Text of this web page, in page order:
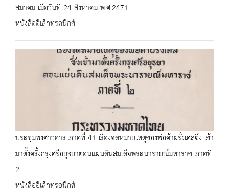
สมาคม เมื่อวันที่ 24 สิงหาคม พ.ศ.2471
หนังสืออิเล็กทรอนิกส์
ประชุมพงศาวดาร ภาคที่ 41 เรื่องจดหมายเหตุของพ่อค้าฝรั่งเศสซึ่ง เข้า
มาตั้งครั้งกรุงศรีอยุธยาตอนแผ่นดินสมเด็จพระนารายณ์มหาราช ภาคที่
2
หนังสืออิเล็กทรอนิกส์